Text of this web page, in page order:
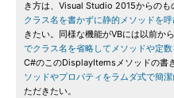
き方は、Visual Studio 2015からのも
クラス名を書かずに静的メソッドを
きたい。同様な機能がVBには以前か
でクラス名を省略してメソッドや定数
C#のこのDisplayItemsメソッドの書
ソッドやプロパティをラムダ式で簡
ただきたい。